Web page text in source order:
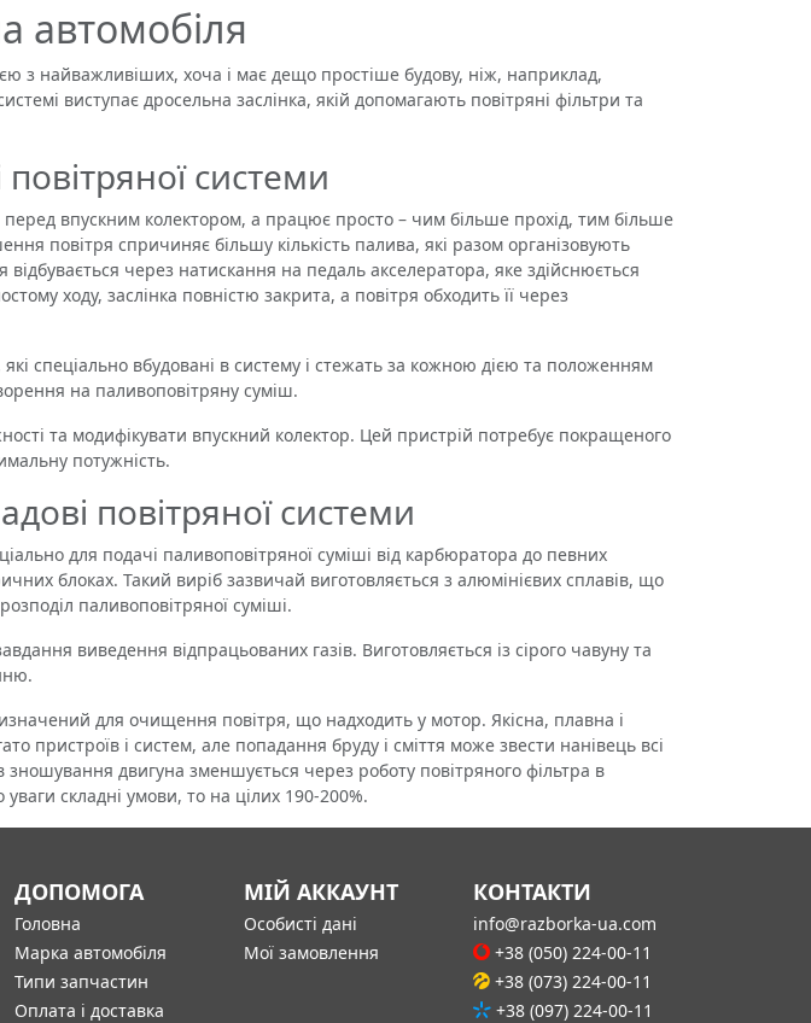
автомобіля
з найважливіших, хоча і має дещо простіше будову, ніж, наприклад,
виступає дросельна заслінка, якій допомагають повітряні фільтри та
системи
впускним колектором, а працює просто – чим більше прохід, тим більше
повітря спричиняє більшу кількість палива, які разом організовують
через натискання на педаль акселератора, яке здійснюється
ходу, заслінка повністю закрита, а повітря обходить її через
спеціально вбудовані в систему і стежать за кожною дією та положенням
на паливоповітряну суміш.
та модифікувати впускний колектор. Цей пристрій потребує покращеного
потужність.
повітряної системи
для подачі паливоповітряної суміші від карбюратора до певних
блоках. Такий виріб зазвичай виготовляється з алюмінієвих сплавів, що
паливоповітряної суміші.
виведення відпрацьованих газів. Виготовляється із сірого чавуну та
для очищення повітря, що надходить у мотор. Якісна, плавна і
пристроїв і систем, але попадання бруду і сміття може звести нанівець всі
двигуна зменшується через роботу повітряного фільтра в
складні умови, то на цілих 190-200%.
ДОПОМОГА
Головна
Марка автомобіля
Типи запчастин
Оплата і доставка
МІЙ АККАУНТ
Особисті дані
Мої замовлення
КОНТАКТИ
info@razborka-ua.com
+38 (050) 224-00-11
+38 (073) 224-00-11
+38 (097) 224-00-11